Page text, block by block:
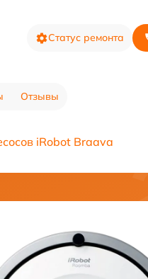
Статус ремонта
Отзывы
iRobot Braava